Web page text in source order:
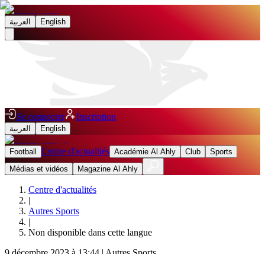
العربية English
Se connecter Inscription
العربية English
Football Centre d'actualités Académie Al Ahly Club
Sports
Médias et vidéos
Magazine Al Ahly
Centre d'actualités
|
Autres Sports
|
Non disponible dans cette langue